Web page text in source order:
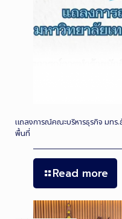
แถลงการณ์คณะบริหารธุรกิจ มทร.
พื้นที่
Read more